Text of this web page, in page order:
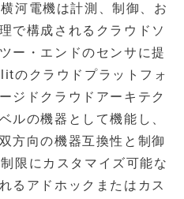
河電機は計測、制御、お
で構成されるクラウドソ
ー・エンドのセンサに提
のクラウドプラットフォ
ジドクラウドアーキテク
ルの機器として機能し、
方向の機器互換性と制御
限にカスタマイズ可能な
るアドホックまたはカス